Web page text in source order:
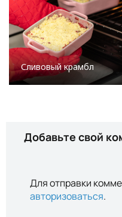
Сливовый крамбл
Добавьте свой
Для отправки
авторизоваться.